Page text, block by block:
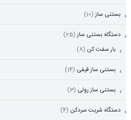
بستنی ساز (10)
دستگاه بستنی ساز (25)
بار سفت کن (8)
بستنی ساز قیفی (14)
بستنی ساز رولی (3)
دستگاه شربت سردکن (4)